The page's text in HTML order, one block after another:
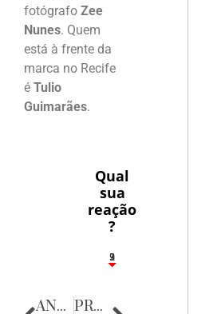
fotógrafo Zee
Nunes. Quem
está à frente da
marca no Recife
é Tulio
Guimarães.
Qual
sua
reação
?
3
1
2
9
ANTERIOR PRÓXIMA